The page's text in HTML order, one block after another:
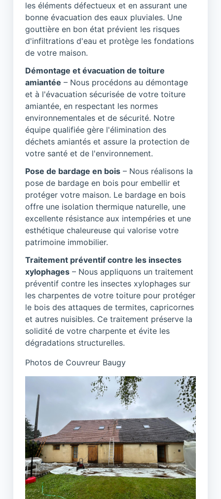
les éléments défectueux et en assurant une
bonne évacuation des eaux pluviales. Une
gouttière en bon état prévient les risques
d'infiltrations d'eau et protège les fondations
de votre maison.
Démontage et évacuation de toiture
amiantée – Nous procédons au démontage
et à l'évacuation sécurisée de votre toiture
amiantée, en respectant les normes
environnementales et de sécurité. Notre
équipe qualifiée gère l'élimination des
déchets amiantés et assure la protection de
votre santé et de l'environnement.
Pose de bardage en bois – Nous réalisons la
pose de bardage en bois pour embellir et
protéger votre maison. Le bardage en bois
offre une isolation thermique naturelle, une
excellente résistance aux intempéries et une
esthétique chaleureuse qui valorise votre
patrimoine immobilier.
Traitement préventif contre les insectes
xylophages – Nous appliquons un traitement
préventif contre les insectes xylophages sur
les charpentes de votre toiture pour protéger
le bois des attaques de termites, capricornes
et autres nuisibles. Ce traitement préserve la
solidité de votre charpente et évite les
dégradations structurelles.
Photos de Couvreur Baugy